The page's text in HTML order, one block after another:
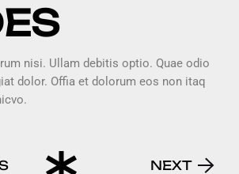
nisi. Ullam debitis optio. Quae odio
dolor. Offia et dolorum eos non itaq
NEXT